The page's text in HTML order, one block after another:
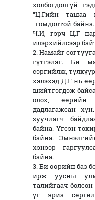
холбогдолгүй
“Ц.Гийн ташаа
гомдолтой
Ч.И, гэрч Ц.Г нар
илэрхийлсээр
2. Намайг
гүтгэлэг. Би
сэргийлж,
хэлэхэд Д.Г нь
шийтгэгдэж
олох, өөрийн
дадлагажсан
зуучлагч
байна. Үгсэн
байна.
хэнээр
байна.
3. Би өөрийн баз
ирж уусны
талийгаач
үг яриа